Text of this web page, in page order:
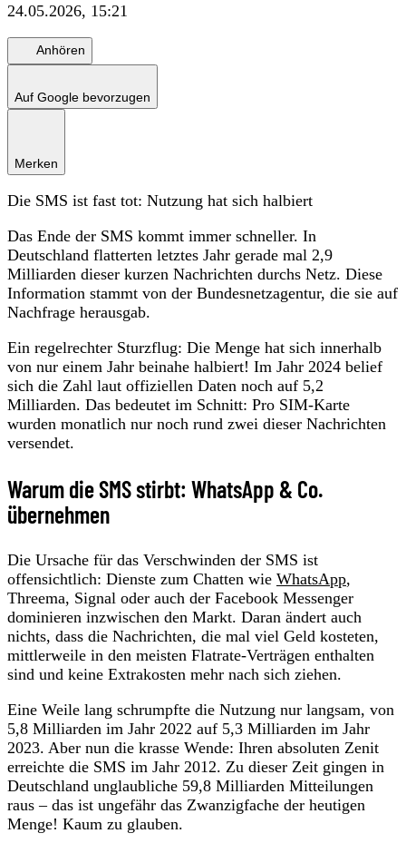
24.05.2026, 15:21
Anhören
Auf Google bevorzugen
Merken
Die SMS ist fast tot: Nutzung hat sich halbiert
Das Ende der SMS kommt immer schneller. In
Deutschland flatterten letztes Jahr gerade mal 2,9
Milliarden dieser kurzen Nachrichten durchs Netz. Diese
Information stammt von der Bundesnetzagentur, die sie auf
Nachfrage herausgab.
Ein regelrechter Sturzflug: Die Menge hat sich innerhalb
von nur einem Jahr beinahe halbiert! Im Jahr 2024 belief
sich die Zahl laut offiziellen Daten noch auf 5,2
Milliarden. Das bedeutet im Schnitt: Pro SIM-Karte
wurden monatlich nur noch rund zwei dieser Nachrichten
versendet.
Warum die SMS stirbt: WhatsApp & Co.
übernehmen
Die Ursache für das Verschwinden der SMS ist
offensichtlich: Dienste zum Chatten wie WhatsApp,
Threema, Signal oder auch der Facebook Messenger
dominieren inzwischen den Markt. Daran ändert auch
nichts, dass die Nachrichten, die mal viel Geld kosteten,
mittlerweile in den meisten Flatrate-Verträgen enthalten
sind und keine Extrakosten mehr nach sich ziehen.
Eine Weile lang schrumpfte die Nutzung nur langsam, von
5,8 Milliarden im Jahr 2022 auf 5,3 Milliarden im Jahr
2023. Aber nun die krasse Wende: Ihren absoluten Zenit
erreichte die SMS im Jahr 2012. Zu dieser Zeit gingen in
Deutschland unglaubliche 59,8 Milliarden Mitteilungen
raus – das ist ungefähr das Zwanzigfache der heutigen
Menge! Kaum zu glauben.